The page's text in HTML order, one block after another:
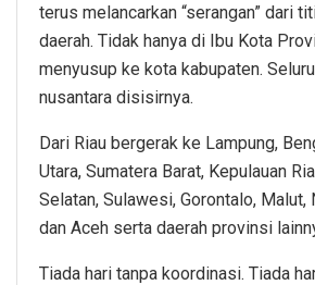
terus melancarkan “serangan” dari
daerah. Tidak hanya di Ibu Kota
menyusup ke kota kabupaten.
nusantara disisirnya.
Dari Riau bergerak ke Lampung,
Utara, Sumatera Barat, Kepulauan
Selatan, Sulawesi, Gorontalo, Malut,
dan Aceh serta daerah provinsi
Tiada hari tanpa koordinasi. Tiada